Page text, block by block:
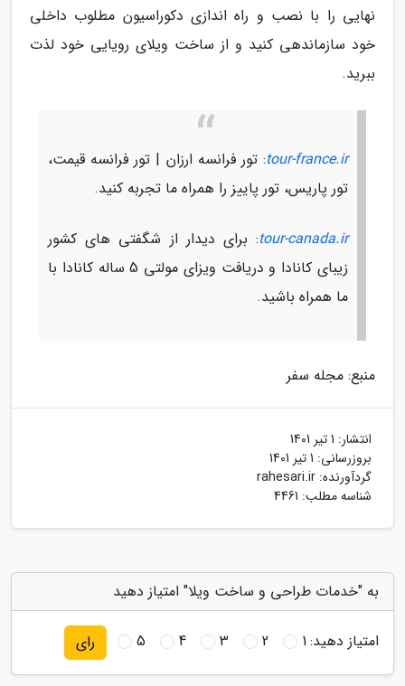
نهایی را با نصب و راه اندازی دکوراسیون مطلوب داخلی
خود سازماندهی کنید و از ساخت ویلای رویایی خود لذت
ببرید.
tour-france.ir: تور فرانسه ارزان | تور فرانسه قیمت،
تور پاریس، تور پاییز را همراه ما تجربه کنید.
tour-canada.ir: برای دیدار از شگفتی های کشور
زیبای کانادا و دریافت ویزای مولتی 5 ساله کانادا با
ما همراه باشید.
منبع: مجله سفر
انتشار: 1 تیر 1401
بروزرسانی: 1 تیر 1401
گردآورنده: rahesari.ir
شناسه مطلب: 4461
به "خدمات طراحی و ساخت ویلا" امتیاز دهید
امتیاز دهید:1
2
3
4
5 رای